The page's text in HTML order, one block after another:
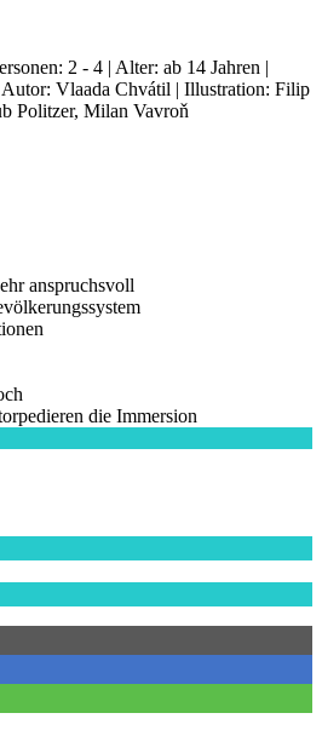
2 - 4 | Alter: ab 14 Jahren |
Vlaada Chvátil | Illustration: Filip
Politzer, Milan Vavroň
anspruchsvoll
die Immersion